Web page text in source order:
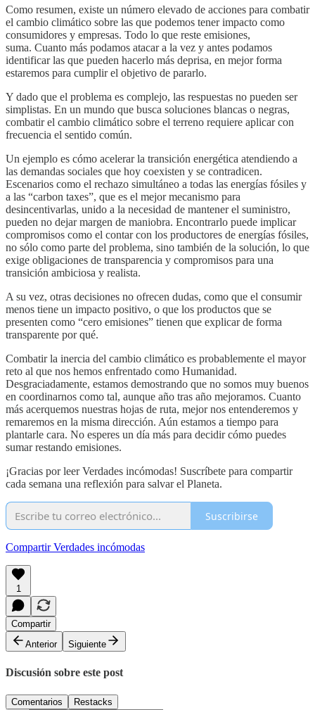
Como resumen, existe un número elevado de acciones para combatir
el cambio climático sobre las que podemos tener impacto como
consumidores y empresas. Todo lo que reste emisiones,
suma. Cuanto más podamos atacar a la vez y antes podamos
identificar las que pueden hacerlo más deprisa, en mejor forma
estaremos para cumplir el objetivo de pararlo.
Y dado que el problema es complejo, las respuestas no pueden ser
simplistas. En un mundo que busca soluciones blancas o negras,
combatir el cambio climático sobre el terreno requiere aplicar con
frecuencia el sentido común.
Un ejemplo es cómo acelerar la transición energética atendiendo a
las demandas sociales que hoy coexisten y se contradicen.
Escenarios como el rechazo simultáneo a todas las energías fósiles y
a las “carbon taxes”, que es el mejor mecanismo para
desincentivarlas, unido a la necesidad de mantener el suministro,
pueden no dejar margen de maniobra. Encontrarlo puede implicar
compromisos como el contar con los productores de energías fósiles,
no sólo como parte del problema, sino también de la solución, lo que
exige obligaciones de transparencia y compromisos para una
transición ambiciosa y realista.
A su vez, otras decisiones no ofrecen dudas, como que el consumir
menos tiene un impacto positivo, o que los productos que se
presenten como “cero emisiones” tienen que explicar de forma
transparente por qué.
Combatir la inercia del cambio climático es probablemente el mayor
reto al que nos hemos enfrentado como Humanidad.
Desgraciadamente, estamos demostrando que no somos muy buenos
en coordinarnos como tal, aunque año tras año mejoramos. Cuanto
más acerquemos nuestras hojas de ruta, mejor nos entenderemos y
remaremos en la misma dirección. Aún estamos a tiempo para
plantarle cara. No esperes un día más para decidir cómo puedes
sumar restando emisiones.
¡Gracias por leer Verdades incómodas! Suscríbete para compartir
cada semana una reflexión para salvar el Planeta.
Suscribirse
Compartir Verdades incómodas
1
Compartir
Anterior
Siguiente
Discusión sobre este post
Comentarios Restacks